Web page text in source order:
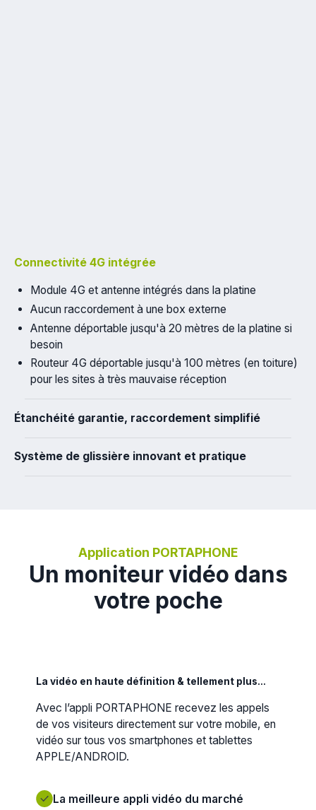
Connectivité 4G intégrée
Module 4G et antenne intégrés dans la platine
Aucun raccordement à une box externe
Antenne déportable jusqu'à 20 mètres de la platine si
besoin
Routeur 4G déportable jusqu'à 100 mètres (en toiture)
pour les sites à très mauvaise réception
Étanchéité garantie, raccordement simplifié
Système de glissière innovant et pratique
Application PORTAPHONE
Un moniteur vidéo dans
votre poche
La vidéo en haute définition & tellement plus...
Avec l’appli PORTAPHONE recevez les appels
de vos visiteurs directement sur votre mobile, en
vidéo sur tous vos smartphones et tablettes
APPLE/ANDROID.
La meilleure appli vidéo du marché